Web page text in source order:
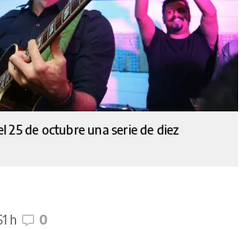
25 de octubre una serie de diez
h 0